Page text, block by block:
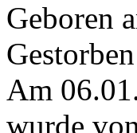
Geboren
Am
wurde